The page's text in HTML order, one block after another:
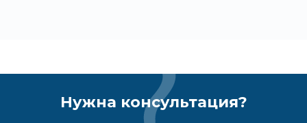
Нужна консультация?